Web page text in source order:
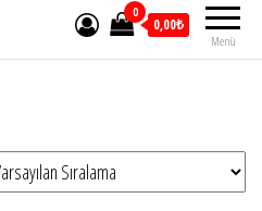
Menü
0
0,00₺